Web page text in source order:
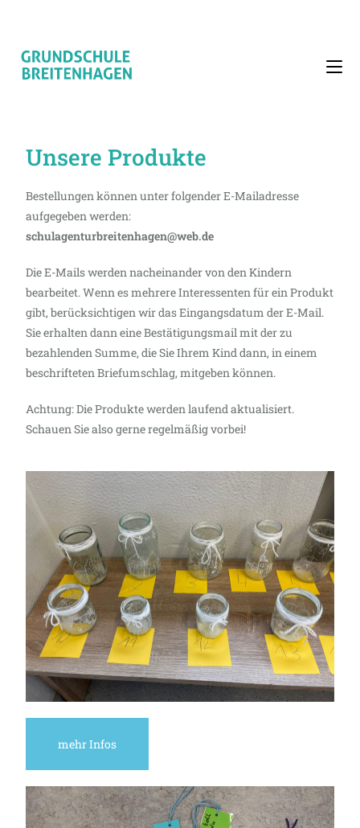
Unsere Produkte
Bestellungen können unter folgender E-Mailadresse
aufgegeben werden:
schulagenturbreitenhagen@web.de
Die E-Mails werden nacheinander von den Kindern
bearbeitet. Wenn es mehrere Interessenten für ein Produkt
gibt, berücksichtigen wir das Eingangsdatum der E-Mail.
Sie erhalten dann eine Bestätigungsmail mit der zu
bezahlenden Summe, die Sie Ihrem Kind dann, in einem
beschrifteten Briefumschlag, mitgeben können.
Achtung: Die Produkte werden laufend aktualisiert.
Schauen Sie also gerne regelmäßig vorbei!
mehr Infos